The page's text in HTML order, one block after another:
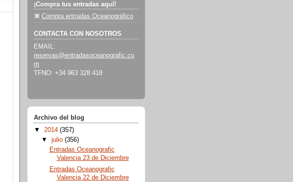
¡Compra tus entradas aquí!
Compra entradas Oceanográfico
CONTACTA CON NOSOTROS
EMAIL:
reservas@entradasoceanografic.co
m
TFNO: +34 963 328 418
Archivo del blog
▼ 2014 (357)
▼julio(356)
Entradas Oceanografic
Valencia 23 de Diciembre
Entradas Oceanografic
Valencia 22 de Diciembre